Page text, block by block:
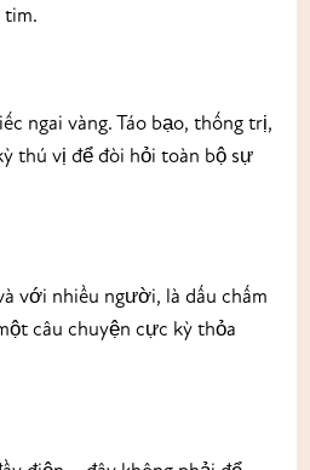
tim.
ngai vàng. Táo bạo, thống trị,
thú vị để đòi hỏi toàn bộ sự
với nhiều người, là dấu chấm
câu chuyện cực kỳ thỏa